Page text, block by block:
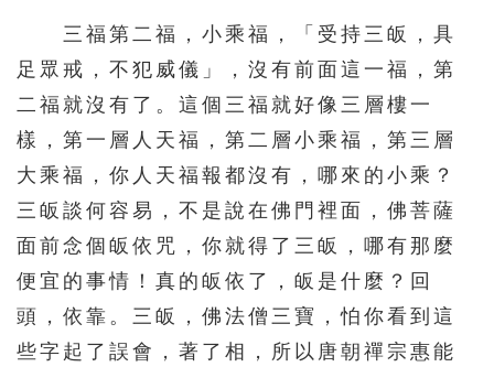
三福第二福，小乘福，「受持三皈，具
足眾戒，不犯威儀」，沒有前面這一福，第
二福就沒有了。這個三福就好像三層樓一
樣，第一層人天福，第二層小乘福，第三層
大乘福，你人天福報都沒有，哪來的小乘？
三皈談何容易，不是說在佛門裡面，佛菩薩
面前念個皈依咒，你就得了三皈，哪有那麼
便宜的事情！真的皈依了，皈是什麼？回
頭，依靠。三皈，佛法僧三寶，怕你看到這
些字起了誤會，著了相，所以唐朝禪宗惠能